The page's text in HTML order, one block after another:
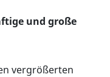
und große
vergrößerten